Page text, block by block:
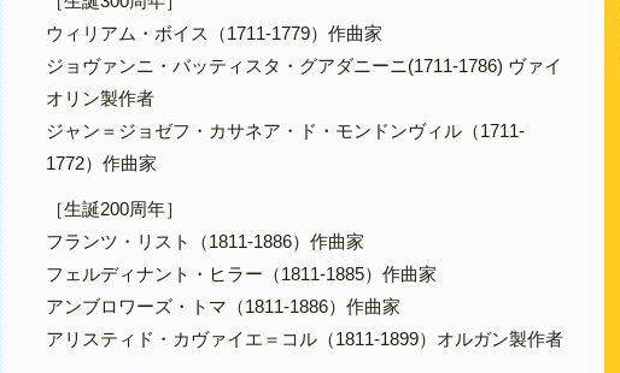
ウィリアム・ボイス（1711-1779）作曲家
ジョヴァンニ・バッティスタ・グアダニーニ(1711-1786) ヴァイ
オリン製作者
ジャン＝ジョゼフ・カサネア・ド・モンドンヴィル（1711-
1772）作曲家
［生誕200周年］
フランツ・リスト（1811-1886）作曲家
フェルディナント・ヒラー（1811-1885）作曲家
アンブロワーズ・トマ（1811-1886）作曲家
アリスティド・カヴァイエ＝コル（1811-1899）オルガン製作者